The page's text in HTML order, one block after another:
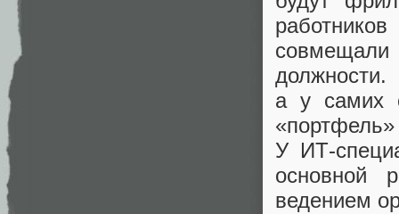
а у самих
У
основной
ведением